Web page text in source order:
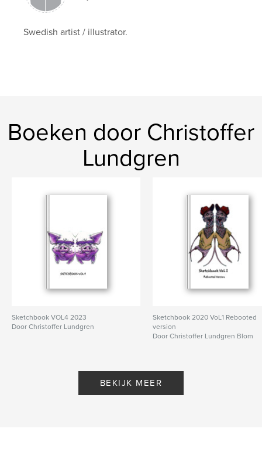
Swedish artist / illustrator.
Boeken door Christoffer
Lundgren
Sketchbook VOL4 2023
Door Christoffer Lundgren
Sketchbook 2020 VoL1 Rebooted
version
Door Christoffer Lundgren Blom
BEKIJK MEER